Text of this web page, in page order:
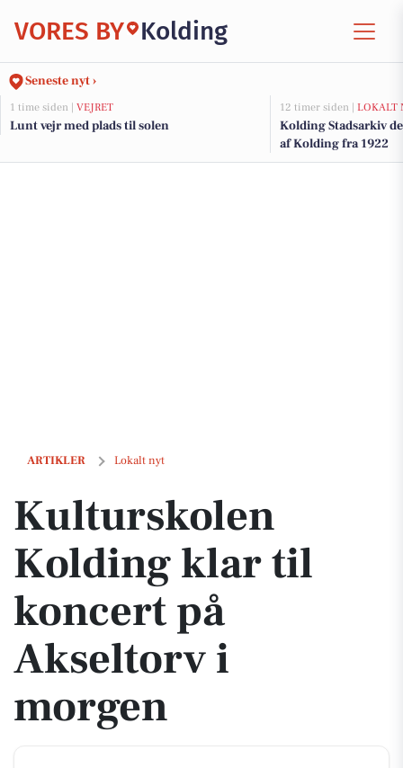
VORES BY Kolding
Seneste nyt ›
1 time siden | VEJRET
Lunt vejr med plads til solen
12 timer siden | LOKALT
Kolding Stadsarkiv
af Kolding fra 1922
ARTIKLER Lokalt nyt
Kulturskolen Kolding klar til koncert på Akseltorv i morgen
Kulturskolen
Kolding klar til
koncert på
Akseltorv i
morgen